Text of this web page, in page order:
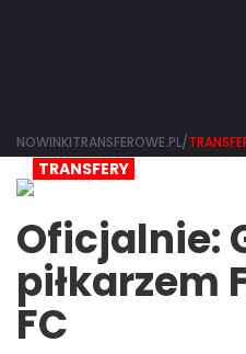
NOWINKITRANSFEROWE.PL/
TRANSFERY
Oficjalnie:
piłkarzem
FC